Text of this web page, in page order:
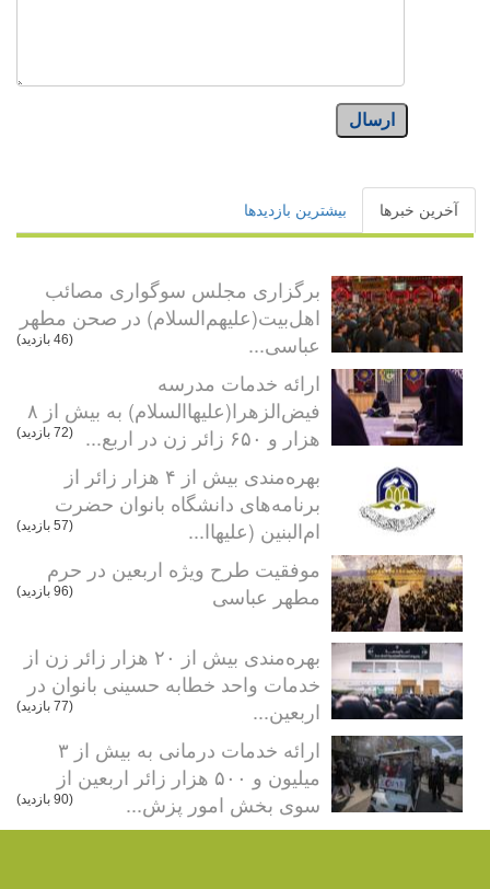
ارسال
آخرین خبرها بیشترین بازدیدها
برگزاری مجلس سوگواری مصائب
اهل‌بیت(علیهم‌السلام) در صحن مطهر
عباسی...
(46 بازدید)
ارائه خدمات مدرسه
فیض‌الزهرا(علیهاالسلام) به بیش از ۸
هزار و ۶۵۰ زائر زن در اربع...
(72 بازدید)
بهره‌مندی بیش از ۴ هزار زائر از
برنامه‌های دانشگاه بانوان حضرت
ام‌البنین (علیهاا...
(57 بازدید)
موفقیت طرح ویژه اربعین در حرم
مطهر عباسی
(96 بازدید)
بهره‌مندی بیش از ۲۰ هزار زائر زن از
خدمات واحد خطابه حسینی بانوان در
اربعین...
(77 بازدید)
ارائه خدمات درمانی به بیش از ۳
میلیون و ۵۰۰ هزار زائر اربعین از
سوی بخش امور پزش...
(90 بازدید)